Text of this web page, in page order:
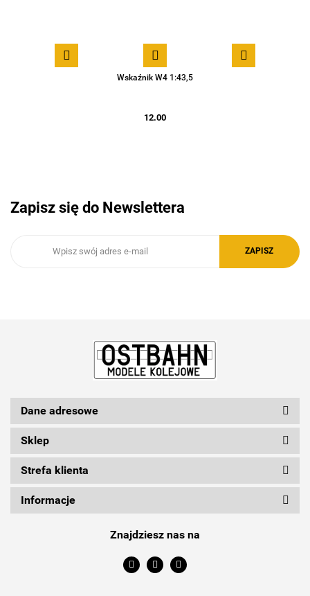
Wskaźnik W4 1:43,5
12.00
Zapisz się do Newslettera
Dane adresowe
Sklep
Strefa klienta
Informacje
Znajdziesz nas na